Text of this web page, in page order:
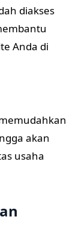
diakses
Anda di
akan
usaha